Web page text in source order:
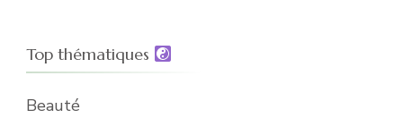
Top thématiques
Beauté